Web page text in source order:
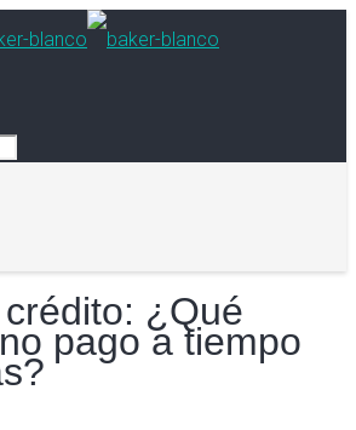
¿Qué
pago a tiempo